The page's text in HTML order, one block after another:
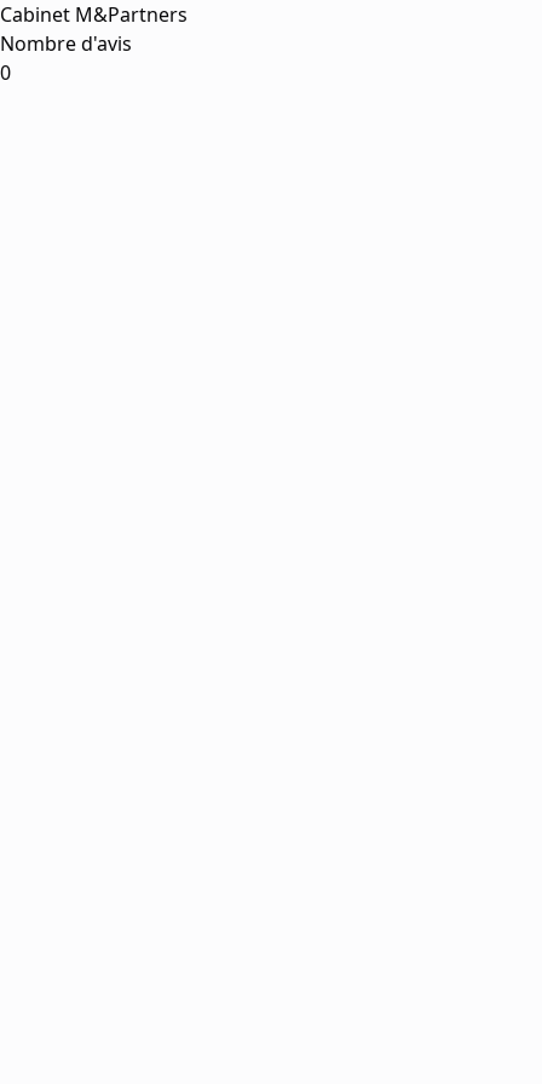
Cabinet M&Partners
Nombre d'avis
0